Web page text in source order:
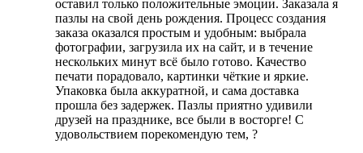
оставил только положительные эмоции. Заказала я
пазлы на свой день рождения. Процесс создания
заказа оказался простым и удобным: выбрала
фотографии, загрузила их на сайт, и в течение
нескольких минут всё было готово. Качество
печати порадовало, картинки чёткие и яркие.
Упаковка была аккуратной, и сама доставка
прошла без задержек. Пазлы приятно удивили
друзей на празднике, все были в восторге! С
удовольствием порекомендую тем, ?